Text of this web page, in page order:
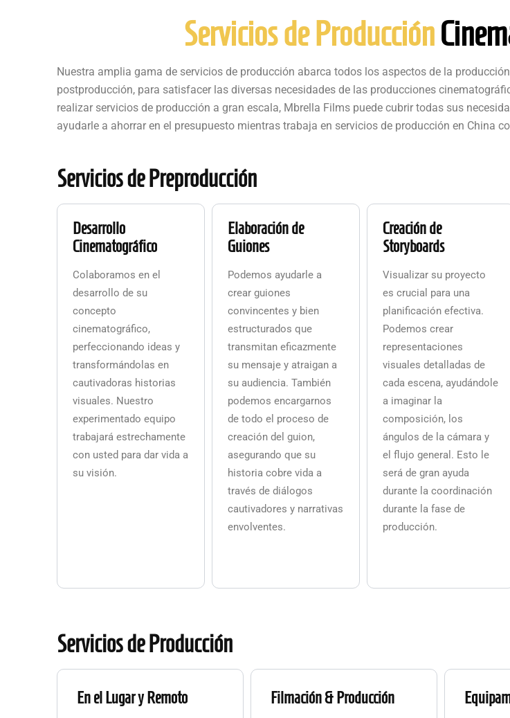
Servicios de Producción
Nuestra amplia gama de servicios de producción abarca todos los aspectos de la
postproducción, para satisfacer las diversas necesidades de las producciones
realizar servicios de producción a gran escala, Mbrella Films puede cubrir todas sus
ayudarle a ahorrar en el presupuesto mientras trabaja en servicios de producción en China
Servicios de Preproducción
Desarrollo
Cinematográfico
Colaboramos en el
desarrollo de su
concepto
cinematográfico,
perfeccionando ideas y
transformándolas en
cautivadoras historias
visuales. Nuestro
experimentado equipo
trabajará estrechamente
con usted para dar vida a
su visión.
Elaboración de
Guiones
Podemos ayudarle a
crear guiones
convincentes y bien
estructurados que
transmitan eficazmente
su mensaje y atraigan a
su audiencia. También
podemos encargarnos
de todo el proceso de
creación del guion,
asegurando que su
historia cobre vida a
través de diálogos
cautivadores y narrativas
envolventes.
Creación de
Storyboards
Visualizar su proyecto
es crucial para una
planificación efectiva.
Podemos crear
representaciones
visuales detalladas de
cada escena, ayudándole
a imaginar la
composición, los
ángulos de la cámara y
el flujo general. Esto le
será de gran ayuda
durante la coordinación
durante la fase de
producción.
Servicios de Producción
En el Lugar y Remoto Filmación & Producción